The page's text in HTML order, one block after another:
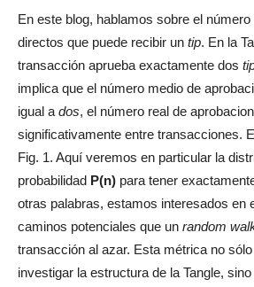
En este blog, hablamos sobre el
directos que puede recibir un tip. En la
transacción aprueba exactamente dos
implica que el número medio de
igual a dos, el número real de
significativamente entre transacciones.
Fig. 1. Aquí veremos en particular la
probabilidad P(n) para tener
otras palabras, estamos interesados en
caminos potenciales que un random
transacción al azar. Esta métrica no
investigar la estructura de la Tangle,